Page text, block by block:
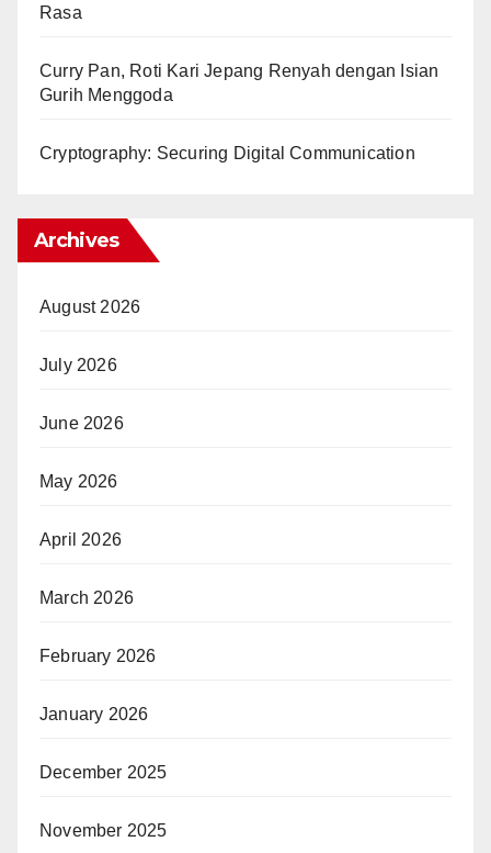
Rasa
Curry Pan, Roti Kari Jepang Renyah dengan Isian
Gurih Menggoda
Cryptography: Securing Digital Communication
Archives
August 2026
July 2026
June 2026
May 2026
April 2026
March 2026
February 2026
January 2026
December 2025
November 2025